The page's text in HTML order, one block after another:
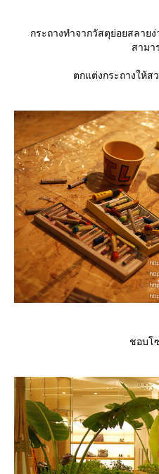
กระถางทำจากวัสตุย่อยสลาย
สามา
ตกแต่งกระถางให้ส
ชอบโ